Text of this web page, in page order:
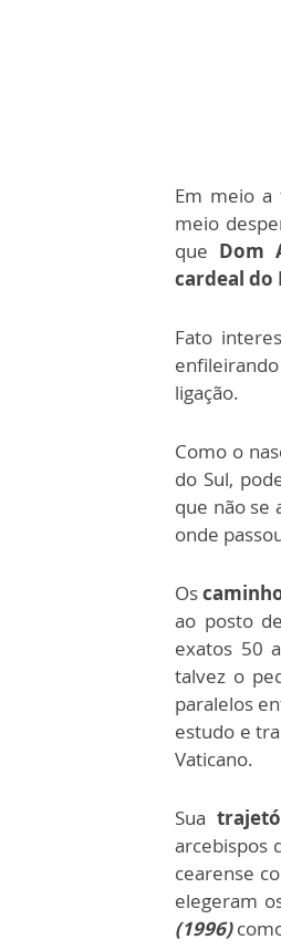
Em meio a
meio
que Dom
cardeal do
Fato
ligação.
Como o
do Sul,
que não se
onde
Os
ao posto
exatos 50
talvez o
paralelos
estudo e
Vaticano.⁠
Sua
arcebispos
cearense
elegeram
(1996)